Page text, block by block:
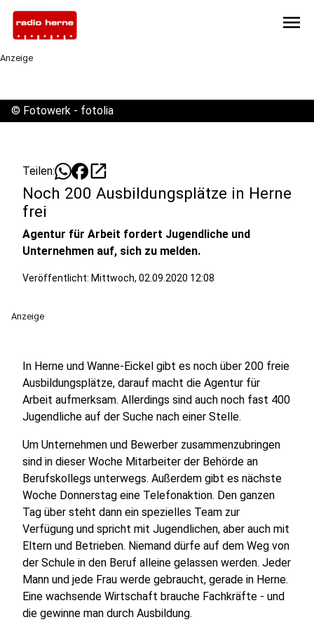
menu
Anzeige
© Fotowerk - fotolia
Teilen: open_in_new
Noch 200 Ausbildungsplätze in Herne
frei
Agentur für Arbeit fordert Jugendliche und
Unternehmen auf, sich zu melden.
Veröffentlicht: Mittwoch, 02.09.2020 12:08
Anzeige
In Herne und Wanne-Eickel gibt es noch über 200 freie
Ausbildungsplätze, darauf macht die Agentur für
Arbeit aufmerksam. Allerdings sind auch noch fast 400
Jugendliche auf der Suche nach einer Stelle.
Um Unternehmen und Bewerber zusammenzubringen
sind in dieser Woche Mitarbeiter der Behörde an
Berufskollegs unterwegs. Außerdem gibt es nächste
Woche Donnerstag eine Telefonaktion. Den ganzen
Tag über steht dann ein spezielles Team zur
Verfügung und spricht mit Jugendlichen, aber auch mit
Eltern und Betrieben. Niemand dürfe auf dem Weg von
der Schule in den Beruf alleine gelassen werden. Jeder
Mann und jede Frau werde gebraucht, gerade in Herne.
Eine wachsende Wirtschaft brauche Fachkräfte - und
die gewinne man durch Ausbildung.